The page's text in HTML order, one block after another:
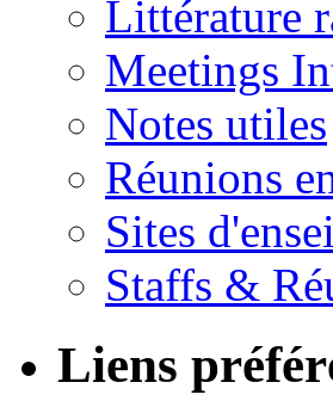
Littérature
Meetings
Notes utiles
Réunions
Sites
Staffs &
Liens